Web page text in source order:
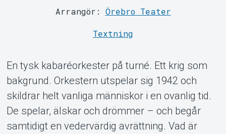
Support
Om Tickster
Arrangör: Örebro Teater
Textning
En tysk kabaréorkester på turné. Ett krig som
bakgrund. Orkestern utspelar sig 1942 och
skildrar helt vanliga människor i en ovanlig tid.
De spelar, älskar och drömmer – och begår
samtidigt en vedervärdig avrättning. Vad är